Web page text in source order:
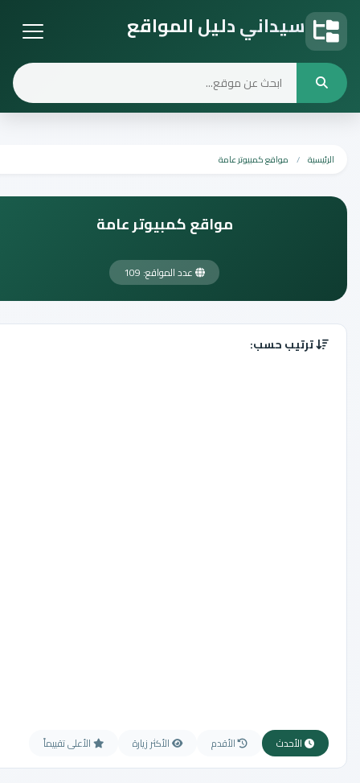
سيداني دليل المواقع
دليل المواقع
الرئيسية مواقع كمبيوتر عامة
مواقع كمبيوتر عامة
عدد المواقع: 109
ترتيب حسب:
الأحدث الأقدم الأكثر زيارة الأعلى تقييماً